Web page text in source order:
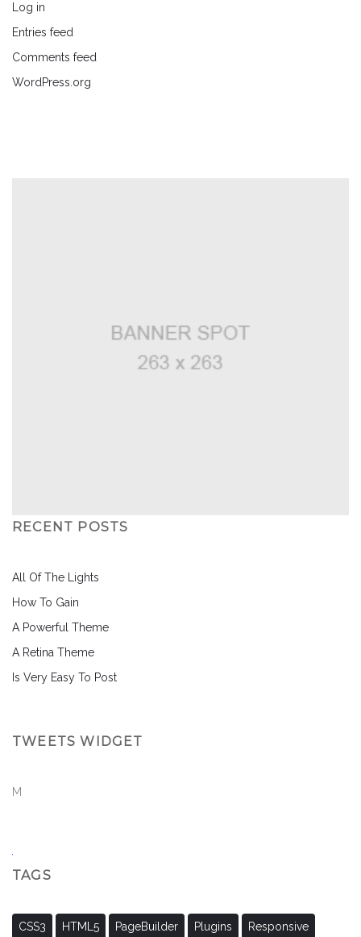
Log in
Entries feed
Comments feed
WordPress.org
RECENT POSTS
All Of The Lights
How To Gain
A Powerful Theme
A Retina Theme
Is Very Easy To Post
TWEETS WIDGET
M
TAGS
CSS3 HTML5 PageBuilder Plugins Responsive